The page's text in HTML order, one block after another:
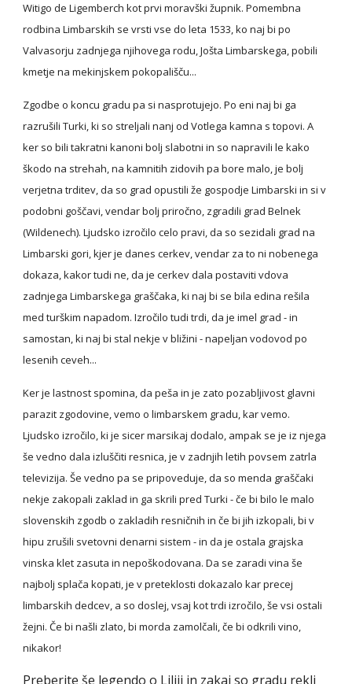
Witigo de Ligemberch kot prvi moravški župnik. Pomembna
rodbina Limbarskih se vrsti vse do leta 1533, ko naj bi po
Valvasorju zadnjega njihovega rodu, Jošta Limbarskega, pobili
kmetje na mekinjskem pokopališču...
Zgodbe o koncu gradu pa si nasprotujejo. Po eni naj bi ga
razrušili Turki, ki so streljali nanj od Votlega kamna s topovi. A
ker so bili takratni kanoni bolj slabotni in so napravili le kako
škodo na strehah, na kamnitih zidovih pa bore malo, je bolj
verjetna trditev, da so grad opustili že gospodje Limbarski in si v
podobni goščavi, vendar bolj priročno, zgradili grad Belnek
(Wildenech). Ljudsko izročilo celo pravi, da so sezidali grad na
Limbarski gori, kjer je danes cerkev, vendar za to ni nobenega
dokaza, kakor tudi ne, da je cerkev dala postaviti vdova
zadnjega Limbarskega graščaka, ki naj bi se bila edina rešila
med turškim napadom. Izročilo tudi trdi, da je imel grad - in
samostan, ki naj bi stal nekje v bližini - napeljan vodovod po
lesenih ceveh...
Ker je lastnost spomina, da peša in je zato pozabljivost glavni
parazit zgodovine, vemo o limbarskem gradu, kar vemo.
Ljudsko izročilo, ki je sicer marsikaj dodalo, ampak se je iz njega
še vedno dala izluščiti resnica, je v zadnjih letih povsem zatrla
televizija. Še vedno pa se pripoveduje, da so menda graščaki
nekje zakopali zaklad in ga skrili pred Turki - če bi bilo le malo
slovenskih zgodb o zakladih resničnih in če bi jih izkopali, bi v
hipu zrušili svetovni denarni sistem - in da je ostala grajska
vinska klet zasuta in nepoškodovana. Da se zaradi vina še
najbolj splača kopati, je v preteklosti dokazalo kar precej
limbarskih dedcev, a so doslej, vsaj kot trdi izročilo, še vsi ostali
žejni. Če bi našli zlato, bi morda zamolčali, če bi odkrili vino,
nikakor!
Preberite še legendo o Liliji in zakaj so gradu rekli